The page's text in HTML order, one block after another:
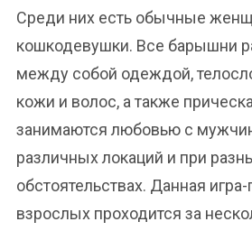
Среди них есть обычные
кошкодевушки. Все барышни
между собой одеждой,
кожи и волос, а также
занимаются любовью с
различных локаций и при
обстоятельствах. Данная
взрослых проходится за